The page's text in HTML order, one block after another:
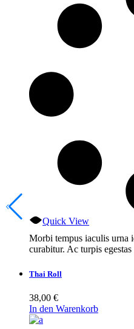
Quick View
Morbi tempus iaculis urna
curabitur. Ac turpis egestas
Thai Roll
38,00 €
In den Warenkorb